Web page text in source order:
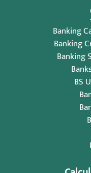
Banking
Banking
Banking
BS